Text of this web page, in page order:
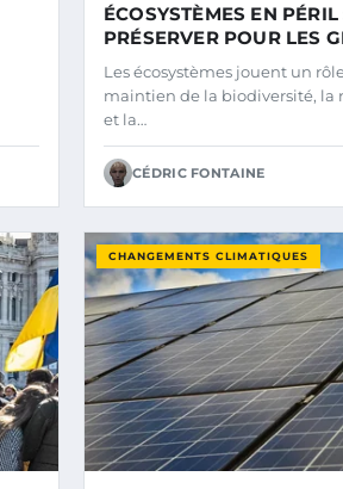
ÉCOSYSTÈMES EN
PRÉSERVER POUR LES
FUTURES
Les écosystèmes jouent un
maintien de la biodiversité,
et la…
CÉDRIC FONTAINE
CHANGEMENTS CLIMATIQUES